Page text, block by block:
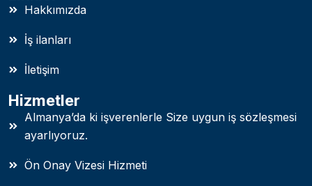
Hakkımızda
İş ilanları
İletişim
Hizmetler
Almanya’da ki işverenlerle Size uygun iş sözleşmesi
ayarlıyoruz.
Ön Onay Vizesi Hizmeti